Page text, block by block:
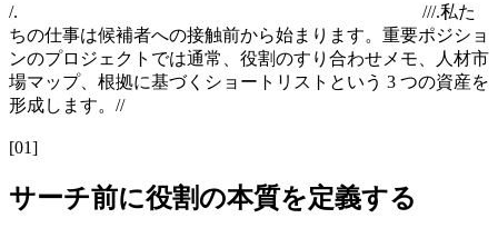
/. ///.私た
ちの仕事は候補者への接触前から始まります。重要ポジショ
ンのプロジェクトでは通常、役割のすり合わせメモ、人材市
場マップ、根拠に基づくショートリストという 3 つの資産を
形成します。 //
[01]
サーチ前に役割の本質を定義する